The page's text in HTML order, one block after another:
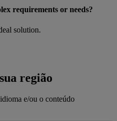
requirements or needs?
solution.
região
e/ou o conteúdo